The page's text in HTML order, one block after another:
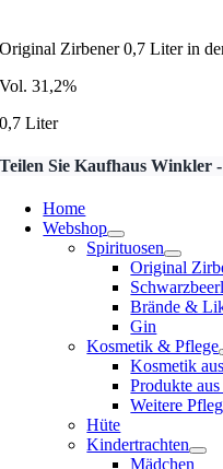
Original Zirbener 0,7 Liter in
Vol. 31,2%
0,7 Liter
Teilen Sie Kaufhaus Winkler
Home
Webshop
Spirituosen
Original
Brände &
Gin
Kosmetik & Pflege
Kosmetik
Produkte
Weitere
Hüte
Kindertrachten
Mädchen